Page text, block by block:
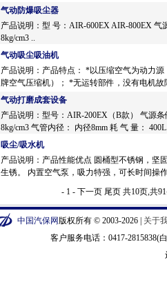
气动防爆吸尘器
产品说明：型 号：AIR-600EX AIR-800EX 气
8kg/cm3 ..
气动吸尘吸油机
产品说明：产品特点： *以压缩空气为动力源
牌空气压缩机）； *无运转部件，没有电机故
气动打磨成套设备
产品说明：型号：AIR-200EX（B款） 气源条
8kg/cm3 气管内径： 内径8mm 耗 气 量：
吸尘/吸水机
产品说明：产品性能优点 圆桶型不锈钢，坚
生锈。 内置空气泵，吸力特强，可长时间操
- 1 - 下一页 尾页共10页,共
中国汽保网版权所有 © 2003-2026 | 关于
客户服务电话：0417-